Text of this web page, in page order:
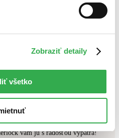
Zobraziť detaily
všetko
zadaným podmienkam.
knihu?
vám ju s radosťou vypátra!